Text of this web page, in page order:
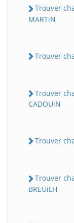
Trouver
MARTiN
Trouver
Trouver
CADOUiN
Trouver
Trouver
BREUiLH